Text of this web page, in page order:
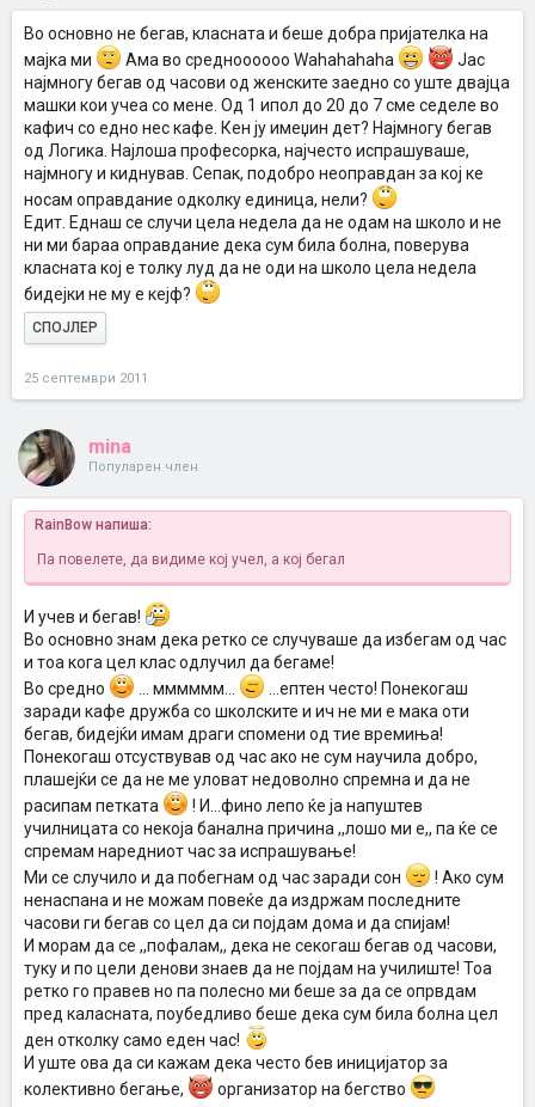
Во основно не бегав, класната и беше добра пријателка на
мајка ми
Ама во средноооооо Wahahahaha
Јас
најмногу бегав од часови од женските заедно со уште двајца
машки кои учеа со мене. Од 1 ипол до 20 до 7 сме седеле во
кафич со едно нес кафе. Кен ју имеџин дет? Најмногу бегав
од Логика. Најлоша професорка, најчесто испрашуваше,
најмногу и киднував. Сепак, подобро неоправдан за кој ке
носам оправдание одколку единица, нели?
Едит. Еднаш се случи цела недела да не одам на школо и не
ни ми бараа оправдание дека сум била болна, поверува
класната кој е толку луд да не оди на школо цела недела
бидејки не му е кејф?
СПОЈЛЕР
25 септември 2011
mina
Популарен член
RainBow напиша:
Па повелете, да видиме кој учел, а кој бегал
И учев и бегав!
Во основно знам дека ретко се случуваше да избегам од час
и тоа кога цел клас одлучил да бегаме!
Во средно
... мммммм...
...ептен често! Понекогаш
заради кафе дружба со школските и ич не ми е мака оти
бегав, бидејќи имам драги спомени од тие времиња!
Понекогаш отсуствував од час ако не сум научила добро,
плашејќи се да не ме уловат недоволно спремна и да не
расипам петката
! И...фино лепо ќе ја напуштев
училницата со некоја банална причина ,,лошо ми е,, па ќе се
спремам наредниот час за испрашување!
Ми се случило и да побегнам од час заради сон
! Ако сум
ненаспана и не можам повеќе да издржам последните
часови ги бегав со цел да си појдам дома и да спијам!
И морам да се ,,пофалам,, дека не секогаш бегав од часови,
туку и по цели денови знаев да не појдам на училиште! Тоа
ретко го правев но па полесно ми беше за да се опрвдам
пред каласната, поубедливо беше дека сум била болна цел
ден отколку само еден час!
И уште ова да си кажам дека често бев иницијатор за
колективно бегање,
организатор на бегство